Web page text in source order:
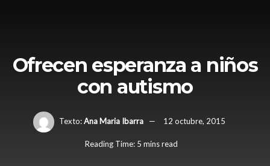
Ofrecen esperanza a niños
con autismo
Texto:Ana Maria Ibarra 12 octubre, 2015
Reading Time: 5 mins read